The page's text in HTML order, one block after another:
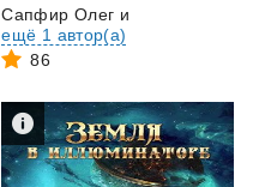
Сапфир Олег и
ещё 1 автор(а)
86